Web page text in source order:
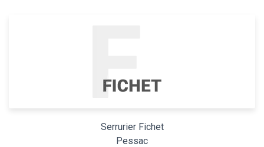
Serrurier Fichet
Pessac